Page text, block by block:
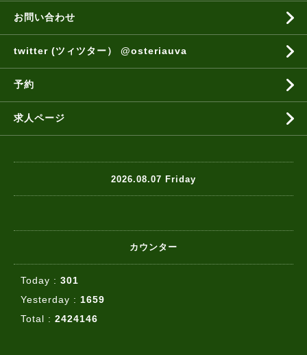
お問い合わせ
twitter (ツィツター） @osteriauva
予約
求人ページ
2026.08.07 Friday
カウンター
Today : 301
Yesterday : 1659
Total : 2424146